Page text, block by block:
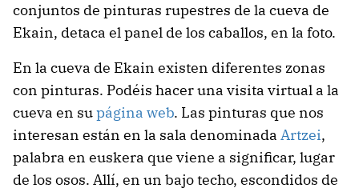
conjuntos de pinturas rupestres de la cueva de
Ekain, detaca el panel de los caballos, en la foto.
En la cueva de Ekain existen diferentes zonas
con pinturas. Podéis hacer una visita virtual a la
cueva en supágina web. Las pinturas que nos
interesan están en la sala denominada Artzei,
palabra en euskera que viene a significar, lugar
de los osos. Allí, en un bajo techo, escondidos de